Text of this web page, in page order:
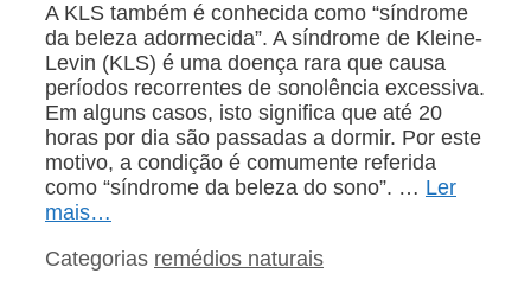
A KLS também é conhecida como “síndrome
da beleza adormecida”. A síndrome de Kleine-
Levin (KLS) é uma doença rara que causa
períodos recorrentes de sonolência excessiva.
Em alguns casos, isto significa que até 20
horas por dia são passadas a dormir. Por este
motivo, a condição é comumente referida
como “síndrome da beleza do sono”. … Ler
mais…
Categorias remédios naturais